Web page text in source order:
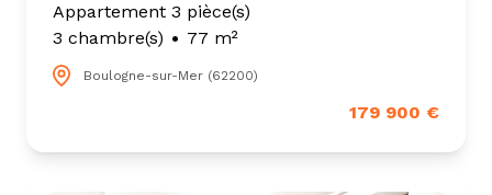
Appartement 3 pièce(s)
3 chambre(s)
77 m²
Boulogne-sur-Mer (62200)
179 900 €